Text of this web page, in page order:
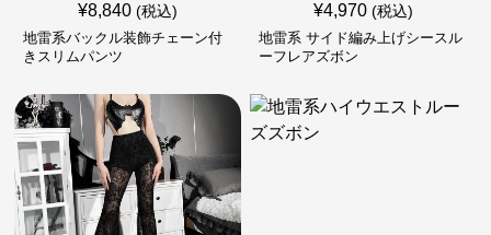
¥8,840 (税込)
地雷系バックル装飾チェーン付
きスリムパンツ
¥4,970 (税込)
地雷系 サイド編み上げシースル
ーフレアズボン